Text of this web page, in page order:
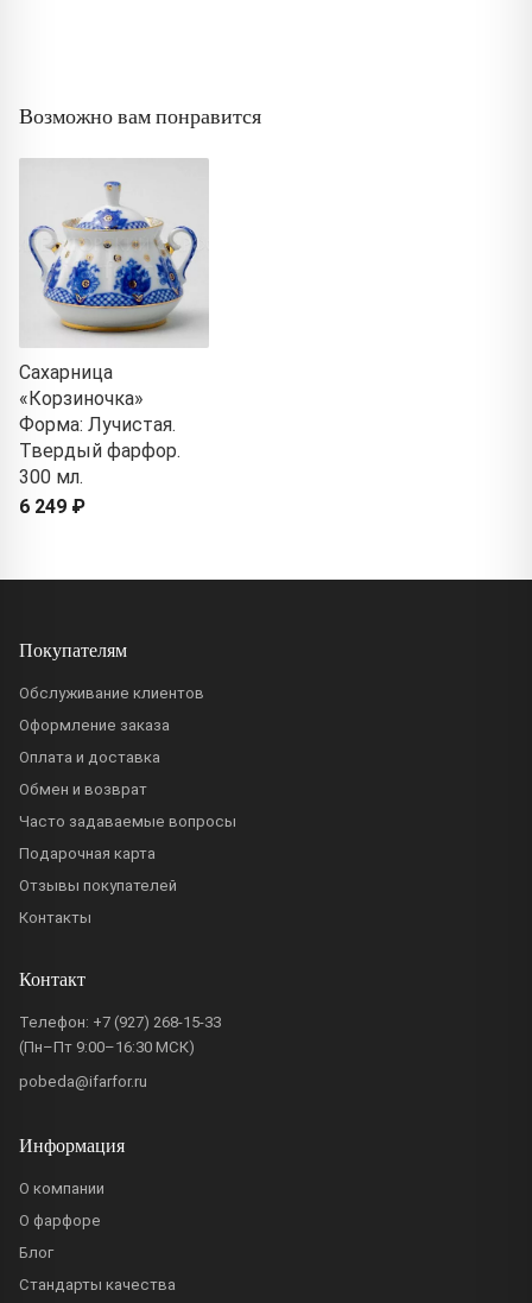
Возможно вам понравится
Сахарница
«Корзиночка»
Форма: Лучистая.
Твердый фарфор.
300 мл.
6 249 ₽
Покупателям
Обслуживание клиентов
Оформление заказа
Оплата и доставка
Обмен и возврат
Часто задаваемые вопросы
Подарочная карта
Отзывы покупателей
Контакты
Контакт
Телефон: +7 (927) 268-15-33
(Пн–Пт 9:00–16:30 МСК)
pobeda@ifarfor.ru
Информация
О компании
О фарфоре
Блог
Стандарты качества